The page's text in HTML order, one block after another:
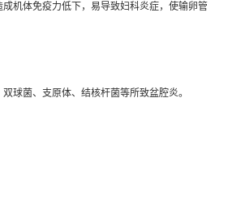
机体免疫力低下，易导致妇科炎症，使输卵管
球菌、支原体、结核杆菌等所致盆腔炎。